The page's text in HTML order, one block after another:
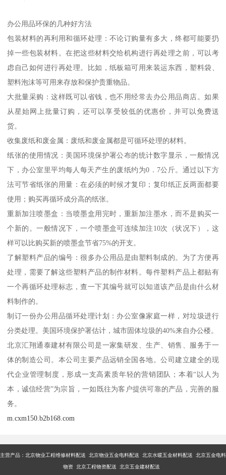
办公用品环保的几种好方法
包装材料的再利用和循环处理：不论订购量有多大，终都可能要扔
掉一些包装材料。在把这些材料交给机构进行再处理之前，可以考
虑自己如何进行再处理。比如，纸板箱可用来装运东西，塑料袋、
塑料泡沫等可用来存放和保护贵重物品。
大批量采购：这样既可以省钱，也不用经常去办公用品商店。如果
从星始网上批量订购，还可以享受较低的优惠价，并可以免费送
货。
收集废纸和废金属：废纸和废金属都是可循环处理的材料。
纸张的使用情况：美国环境保护署公布的统计数字显示，一般情况
下，办公室里平均每人每天产生的废纸约为0．7公斤。通过以下方
法可节省纸张的用量：在必须的时候才复印；复印纸正反两面都要
使用；购买再循环成分高的纸张。
重新加注喷墨盒：当喷墨盒用完时，重新加注墨水，而不是购买一
个新的。一般情况下，一个喷墨盒可连续加注10次（状况下），这
样可以比购买新的喷墨盒节省75%的开支。
了解塑料产品的编号：很多办公用品是由塑料制成的。为了方便再
处理，需要了解这些塑料产品的制作材料。每件塑料产品上都贴有
一个再循环处理标志，查一下其编号就可以知道该产品是由什么材
料制作的。
制订一份办公用品循环处理计划：办公室像家庭一样，对垃圾进行
分类处理。美国环境保护署估计，城市固体垃圾的40%来自办公楼。
北京汇翔通泰建材有限公司是一家集研发、生产、销售、服务于一
体的制造公司。本公司主要产品远销全国各地。公司建立建全的现
代企业管理制度，形成一支高素质年轻的营销团队；本着“以人为
本，诚信经营”为宗旨，一如既往为客户提供可靠的产品，完善的服
务。
m.cxm150.b2b168.com
主营产品： 北京物业工程维修材料配送 北京物业五金电料配送 北京水暖五金材料配送 北京五金电料
物资 北京工程物资配送 北京五金建材配送